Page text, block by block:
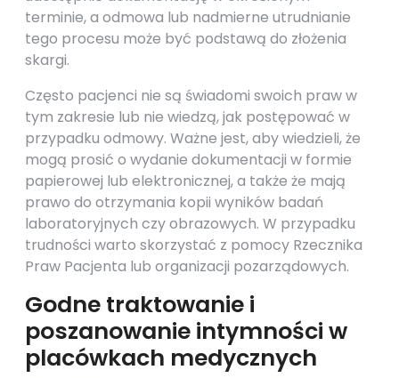
terminie, a odmowa lub nadmierne utrudnianie
tego procesu może być podstawą do złożenia
skargi.
Często pacjenci nie są świadomi swoich praw w
tym zakresie lub nie wiedzą, jak postępować w
przypadku odmowy. Ważne jest, aby wiedzieli, że
mogą prosić o wydanie dokumentacji w formie
papierowej lub elektronicznej, a także że mają
prawo do otrzymania kopii wyników badań
laboratoryjnych czy obrazowych. W przypadku
trudności warto skorzystać z pomocy Rzecznika
Praw Pacjenta lub organizacji pozarządowych.
Godne traktowanie i
poszanowanie intymności w
placówkach medycznych